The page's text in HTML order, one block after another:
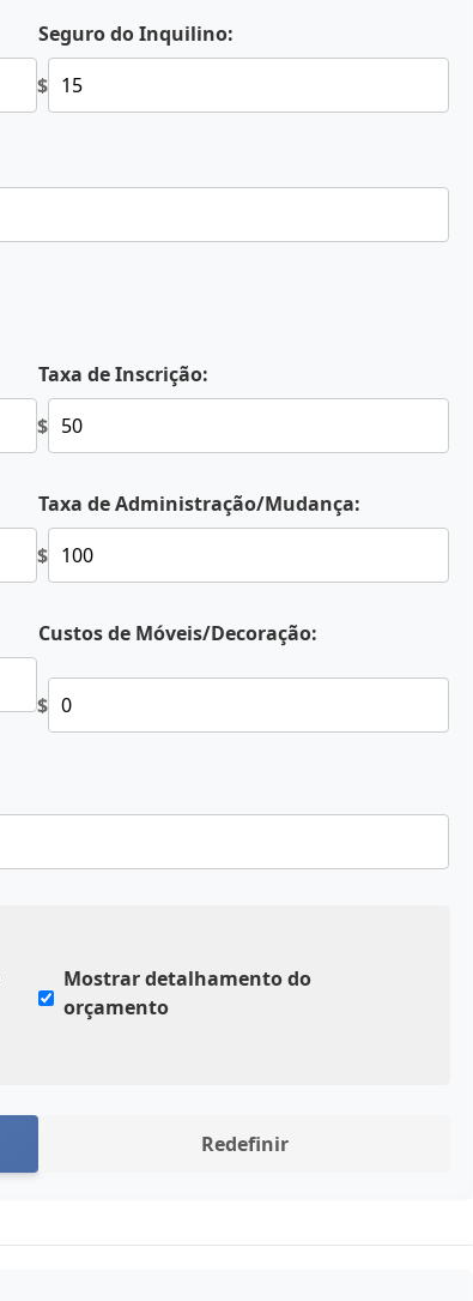
Seguro do Inquilino:
$
Taxa de Inscrição:
$
Taxa de Administração/Mudança:
$
Custos de Móveis/Decoração:
$
Mostrar detalhamento do
orçamento
Redefinir